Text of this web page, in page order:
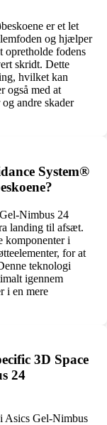
er et let
og hjælper
opretholde fodens
skridt. Dette
hvilket kan
også med at
andre skader
System®
Nimbus 24
landing til afsæt.
komponenter i
for at
teknologi
igennem
i en mere
3D Space
24
Asics Gel-Nimbus